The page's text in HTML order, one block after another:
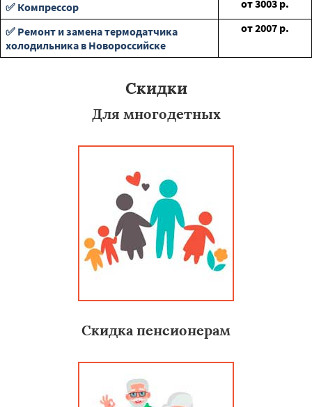
✅ Компрессор от3003 р.
✅ Ремонт и замена термодатчика
холодильника в Новороссийске
от2007 р.
Скидки
Для многодетных
Скидка пенсионерам